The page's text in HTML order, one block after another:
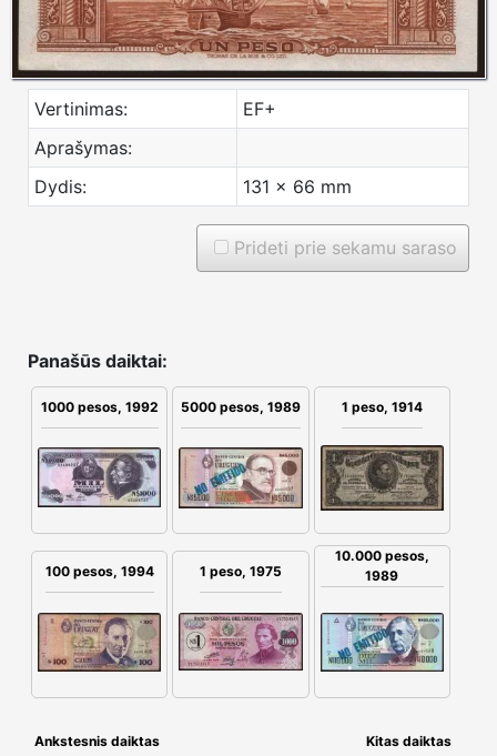
Vertinimas:
EF+
Aprašymas:
Dydis:
131 x 66 mm
Prideti prie sekamu saraso
Panašūs daiktai:
1000 pesos, 1992 5000 pesos, 1989 1 peso, 1914
100 pesos, 1994 1 peso, 1975
10.000 pesos,
1989
Ankstesnis daiktas
Kitas daiktas